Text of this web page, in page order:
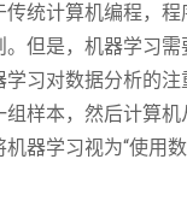
传统计算机编程，
但是，机器学习需
学习对数据分析的
组样本，然后计算
器学习视为“使用数